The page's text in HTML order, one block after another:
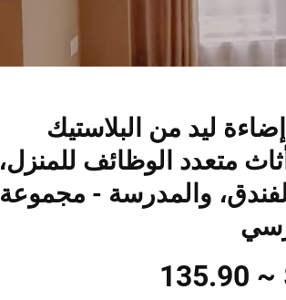
ليد من البلاستيك
متعدد الوظائف للمنزل،
والمدرسة - مجموعة